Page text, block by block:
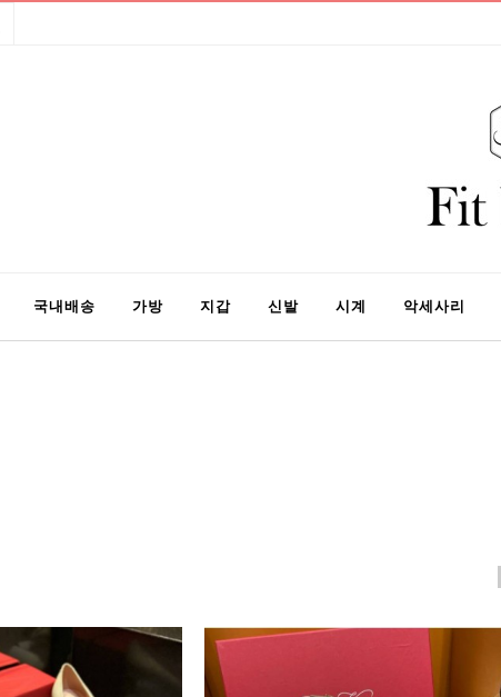
국내배송 가방 지갑 신발 시계 악세사리